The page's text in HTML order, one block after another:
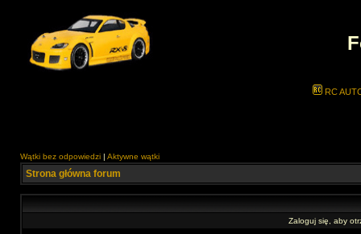
RC
Wątki bez odpowiedzi | Aktywne wątki
Strona główna forum
Zaloguj się, aby